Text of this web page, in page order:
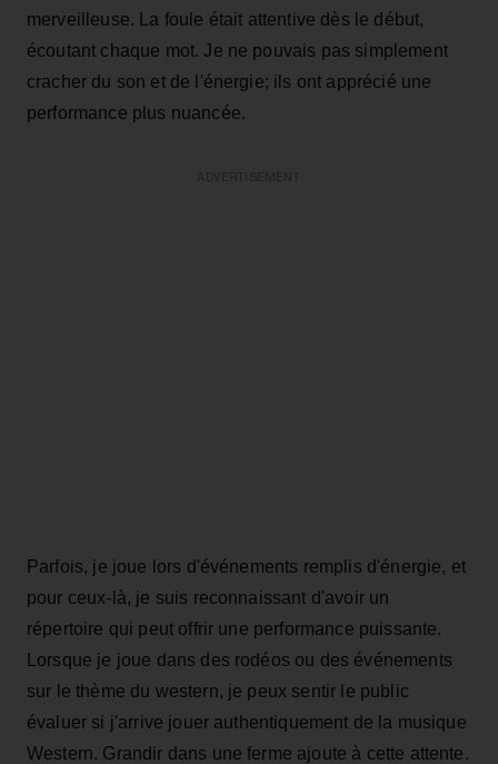
merveilleuse. La foule était attentive dès le début,
écoutant chaque mot. Je ne pouvais pas simplement
cracher du son et de l'énergie; ils ont apprécié une
performance plus nuancée.
Parfois, je joue lors d'événements remplis d'énergie, et
pour ceux-là, je suis reconnaissant d'avoir un
répertoire qui peut offrir une performance puissante.
Lorsque je joue dans des rodéos ou des événements
sur le thème du western, je peux sentir le public
évaluer si j'arrive jouer authentiquement de la musique
Western. Grandir dans une ferme ajoute à cette attente.